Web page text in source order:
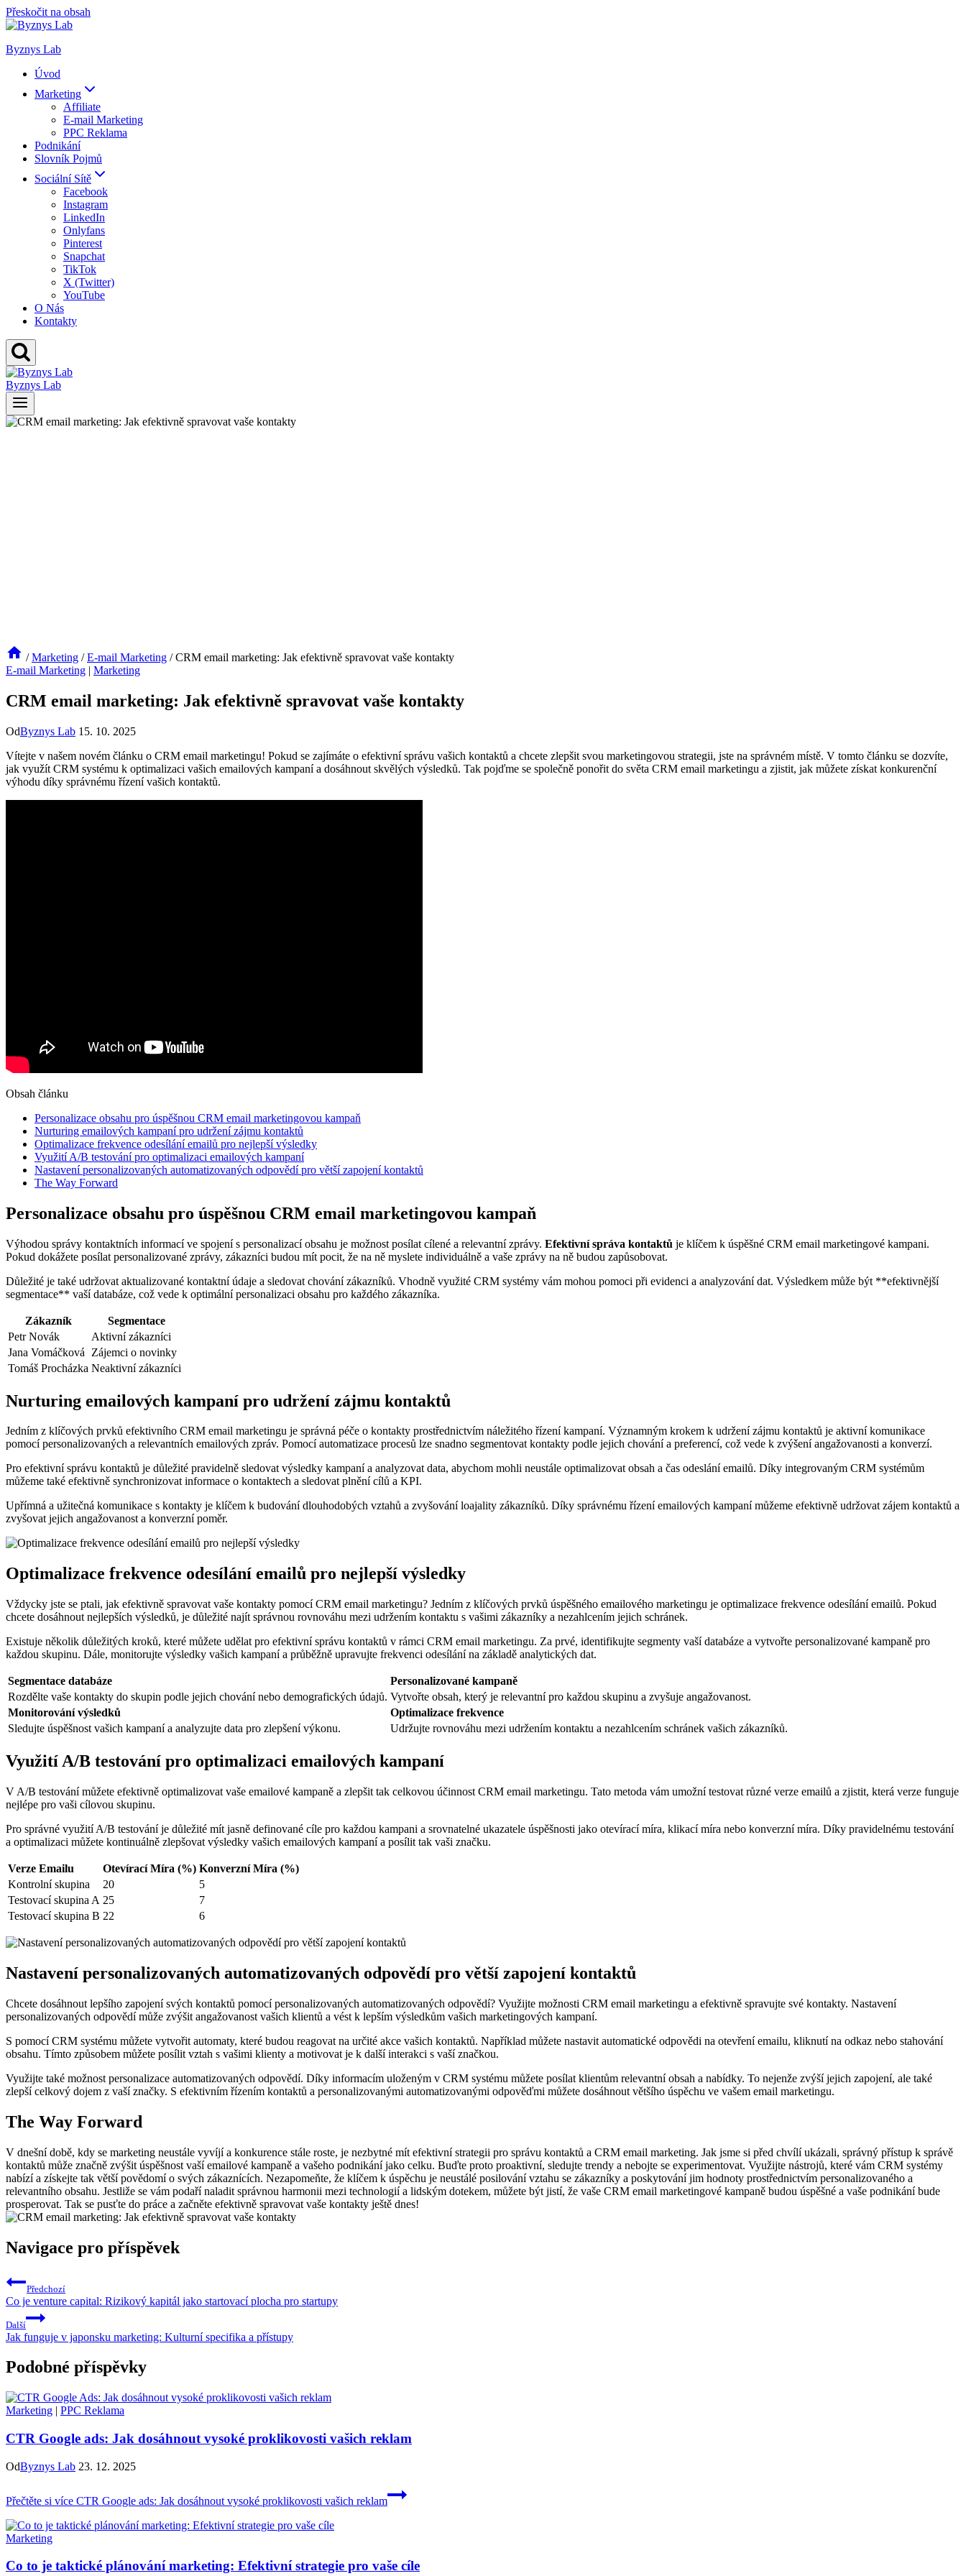
Přeskočit na obsah
Byznys Lab
Úvod
Marketing
Affiliate
E-mail Marketing
PPC Reklama
Podnikání
Slovník Pojmů
Sociální Sítě
Facebook
Instagram
LinkedIn
Onlyfans
Pinterest
Snapchat
TikTok
X (Twitter)
YouTube
O Nás
Kontakty
Byznys Lab
/ Marketing / E-mail Marketing / CRM email marketing: Jak efektivně spravovat vaše kontakty
E-mail Marketing | Marketing
CRM email marketing: Jak efektivně spravovat vaše kontakty
OdByznys Lab 15. 10. 2025
Vítejte v našem novém článku o CRM email marketingu! Pokud se zajímáte o efektivní správu vašich kontaktů a chcete zlepšit svou marketingovou strategii, jste na správném místě. V tomto článku se dozvíte,
jak využít CRM systému k optimalizaci vašich emailových kampaní a dosáhnout skvělých výsledků. Tak pojďme se společně ponořit do světa CRM email marketingu a zjistit, jak můžete získat konkurenční
výhodu díky správnému řízení vašich kontaktů.
Obsah článku
Personalizace obsahu pro úspěšnou CRM email marketingovou kampaň
Nurturing emailových kampaní pro udržení zájmu kontaktů
Optimalizace frekvence odesílání emailů pro nejlepší výsledky
Využití A/B testování pro optimalizaci emailových kampaní
Nastavení personalizovaných automatizovaných odpovědí pro větší zapojení kontaktů
The Way Forward
Personalizace obsahu pro úspěšnou CRM email marketingovou kampaň
Výhodou správy kontaktních informací ve spojení s personalizací obsahu je možnost posílat cílené a relevantní zprávy. Efektivní správa kontaktů je klíčem k úspěšné CRM email marketingové kampani.
Pokud dokážete posílat personalizované zprávy, zákazníci budou mít pocit, že na ně myslete individuálně a vaše zprávy na ně budou zapůsobovat.
Důležité je také udržovat aktualizované kontaktní údaje a sledovat chování zákazníků. Vhodně využité CRM systémy vám mohou pomoci při evidenci a analyzování dat. Výsledkem může být **efektivnější
segmentace** vaší databáze, což vede k optimální personalizaci obsahu pro každého zákazníka.
Zákazník
Segmentace
Petr Novák
Aktivní zákazníci
Jana Vomáčková
Zájemci o novinky
Tomáš Procházka Neaktivní zákazníci
Nurturing emailových kampaní pro udržení zájmu kontaktů
Jedním z klíčových prvků efektivního CRM email marketingu je správná péče o kontakty prostřednictvím náležitého řízení kampaní. Významným krokem k udržení zájmu kontaktů je aktivní komunikace
pomocí personalizovaných a relevantních emailových zpráv. Pomocí automatizace procesů lze snadno segmentovat kontakty podle jejich chování a preferencí, což vede k zvýšení angažovanosti a konverzí.
Pro efektivní správu kontaktů je důležité pravidelně sledovat výsledky kampaní a analyzovat data, abychom mohli neustále optimalizovat obsah a čas odeslání emailů. Díky integrovaným CRM systémům
můžeme také efektivně synchronizovat informace o kontaktech a sledovat plnění cílů a KPI.
Upřímná a užitečná komunikace s kontakty je klíčem k budování dlouhodobých vztahů a zvyšování loajality zákazníků. Díky správnému řízení emailových kampaní můžeme efektivně udržovat zájem kontaktů a
zvyšovat jejich angažovanost a konverzní poměr.
Optimalizace frekvence odesílání emailů pro nejlepší výsledky
Vždycky jste se ptali, jak efektivně spravovat vaše kontakty pomocí CRM email marketingu? Jedním z klíčových prvků úspěšného emailového marketingu je optimalizace frekvence odesílání emailů. Pokud
chcete dosáhnout nejlepších výsledků, je důležité najít správnou rovnováhu mezi udržením kontaktu s vašimi zákazníky a nezahlcením jejich schránek.
Existuje několik důležitých kroků, které můžete udělat pro efektivní správu kontaktů v rámci CRM email marketingu. Za prvé, identifikujte segmenty vaší databáze a vytvořte personalizované kampaně pro
každou skupinu. Dále, monitorujte výsledky vašich kampaní a průběžně upravujte frekvenci odesílání na základě analytických dat.
Segmentace databáze
Personalizované kampaně
Rozdělte vaše kontakty do skupin podle jejich chování nebo demografických údajů. Vytvořte obsah, který je relevantní pro každou skupinu a zvyšuje angažovanost.
Monitorování výsledků
Optimalizace frekvence
Sledujte úspěšnost vašich kampaní a analyzujte data pro zlepšení výkonu.
Udržujte rovnováhu mezi udržením kontaktu a nezahlcením schránek vašich zákazníků.
Využití A/B testování pro optimalizaci emailových kampaní
V A/B testování můžete efektivně optimalizovat vaše emailové kampaně a zlepšit tak celkovou účinnost CRM email marketingu. Tato metoda vám umožní testovat různé verze emailů a zjistit, která verze funguje
nejlépe pro vaši cílovou skupinu.
Pro správné využití A/B testování je důležité mít jasně definované cíle pro každou kampani a srovnatelné ukazatele úspěšnosti jako otevírací míra, klikací míra nebo konverzní míra. Díky pravidelnému testování
a optimalizaci můžete kontinuálně zlepšovat výsledky vašich emailových kampaní a posílit tak vaši značku.
Verze Emailu Otevírací Míra (%) Konverzní Míra (%)
Kontrolní skupina
20
5
Testovací skupina A 25
7
Testovací skupina B 22 6
Nastavení personalizovaných automatizovaných odpovědí pro větší zapojení kontaktů
Chcete dosáhnout lepšího zapojení svých kontaktů pomocí personalizovaných automatizovaných odpovědí? Využijte možnosti CRM email marketingu a efektivně spravujte své kontakty. Nastavení
personalizovaných odpovědí může zvýšit angažovanost vašich klientů a vést k lepším výsledkům vašich marketingových kampaní.
S pomocí CRM systému můžete vytvořit automaty, které budou reagovat na určité akce vašich kontaktů. Například můžete nastavit automatické odpovědi na otevření emailu, kliknutí na odkaz nebo stahování
obsahu. Tímto způsobem můžete posílit vztah s vašimi klienty a motivovat je k další interakci s vaší značkou.
Využijte také možnost personalizace automatizovaných odpovědí. Díky informacím uloženým v CRM systému můžete posílat klientům relevantní obsah a nabídky. To nejenže zvýší jejich zapojení, ale také
zlepší celkový dojem z vaší značky. S efektivním řízením kontaktů a personalizovanými automatizovanými odpověďmi můžete dosáhnout většího úspěchu ve vašem email marketingu.
The Way Forward
V dnešní době, kdy se marketing neustále vyvíjí a konkurence stále roste, je nezbytné mít efektivní strategii pro správu kontaktů a CRM email marketing. Jak jsme si před chvílí ukázali, správný přístup k správě
kontaktů může značně zvýšit úspěšnost vaší emailové kampaně a vašeho podnikání jako celku. Buďte proto proaktivní, sledujte trendy a nebojte se experimentovat. Využijte nástrojů, které vám CRM systémy
nabízí a získejte tak větší povědomí o svých zákaznících. Nezapomeňte, že klíčem k úspěchu je neustálé posilování vztahu se zákazníky a poskytování jim hodnoty prostřednictvím personalizovaného a
relevantního obsahu. Jestliže se vám podaří naladit správnou harmonii mezi technologií a lidským dotekem, můžete být jistí, že vaše CRM email marketingové kampaně budou úspěšné a vaše podnikání bude
prosperovat. Tak se pusťte do práce a začněte efektivně spravovat vaše kontakty ještě dnes!
Navigace pro příspěvek
Předchozí
Co je venture capital: Rizikový kapitál jako startovací plocha pro startupy
Další
Jak funguje v japonsku marketing: Kulturní specifika a přístupy
Podobné příspěvky
Marketing | PPC Reklama
CTR Google ads: Jak dosáhnout vysoké proklikovosti vašich reklam
OdByznys Lab 23. 12. 2025
Přečtěte si více CTR Google ads: Jak dosáhnout vysoké proklikovosti vašich reklam
Marketing
Co to je taktické plánování marketing: Efektivní strategie pro vaše cíle